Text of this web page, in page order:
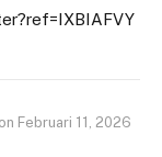
on Februari 11, 2026